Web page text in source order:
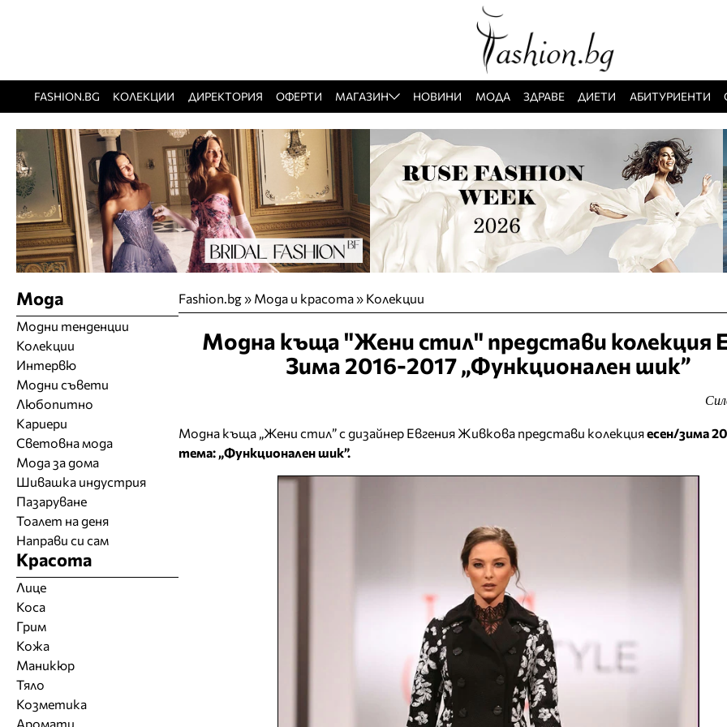
FASHION.BG КОЛЕКЦИИ ДИРЕКТОРИЯ ОФЕРТИ МАГАЗИН НОВИНИ МОДА ЗДРАВЕ ДИЕТИ АБИТУРИЕНТИ
Fashion.bg» Мода и красота» Колекции
Модна къща "Жени стил" представи колекция
Зима 2016-2017 „Функционален шик”
Модна къща „Жени стил” с дизайнер Евгения Живкова представи колекцияесен/зима
тема: „Функционален шик”.
Мода
Модни тенденции
Колекции
Интервю
Модни съвети
Любопитно
Кариери
Световна мода
Мода за дома
Шивашка индустрия
Пазаруване
Тоалет на деня
Направи си сам
Красота
Лице
Коса
Грим
Кожа
Маникюр
Тяло
Козметика
Аромати